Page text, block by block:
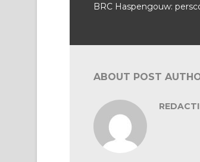
BRC Haspengouw:
ABOUT POST